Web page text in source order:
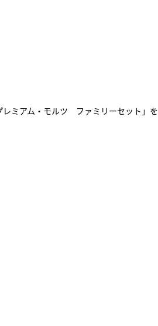
レミアム・モルツ ファミリーセット」を